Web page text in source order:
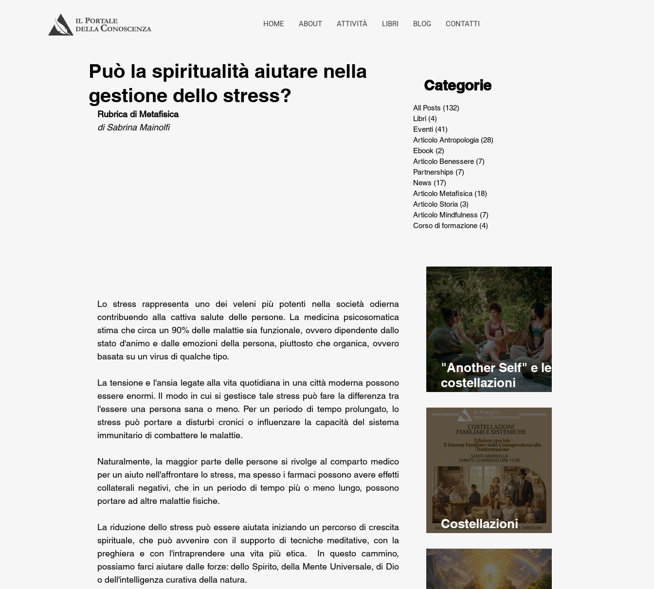
HOME ABOUT ATTIVITÀ LIBRI BLOG CONTATTI
Può la spiritualità aiutare nella
gestione dello stress?
Rubrica di Metafisica
di Sabrina Mainolfi
Lo stress rappresenta uno dei veleni più potenti nella società odierna
contribuendo alla cattiva salute delle persone. La medicina psicosomatica
stima che circa un 90% delle malattie sia funzionale, ovvero dipendente dallo
stato d'animo e dalle emozioni della persona, piuttosto che organica, ovvero
basata su un virus di qualche tipo.
La tensione e l'ansia legate alla vita quotidiana in una città moderna possono
essere enormi. Il modo in cui si gestisce tale stress può fare la differenza tra
l'essere una persona sana o meno. Per un periodo di tempo prolungato, lo
stress può portare a disturbi cronici o influenzare la capacità del sistema
immunitario di combattere le malattie.
Naturalmente, la maggior parte delle persone si rivolge al comparto medico
per un aiuto nell'affrontare lo stress, ma spesso i farmaci possono avere effetti
collaterali negativi, che in un periodo di tempo più o meno lungo, possono
portare ad altre malattie fisiche.
La riduzione dello stress può essere aiutata iniziando un percorso di crescita
spirituale, che può avvenire con il supporto di tecniche meditative, con la
preghiera e con l'intraprendere una vita più etica.  In questo cammino,
possiamo farci aiutare dalle forze: dello Spirito, della Mente Universale, di Dio
o dell'intelligenza curativa della natura.
Categorie
All Posts (132)
Libri (4)
Eventi (41)
Articolo Antropologia (28)
Ebook (2)
Articolo Benessere (7)
Partnerships (7)
News (17)
Articolo Metafisica (18)
Articolo Storia (3)
Articolo Mindfulness (7)
Corso di formazione (4)
"Another Self" e le
costellazioni
Costellazioni